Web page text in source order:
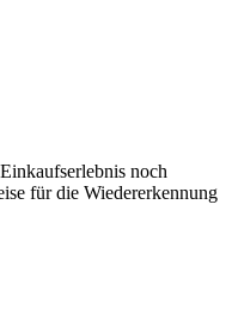
noch
für die Wiedererkennung